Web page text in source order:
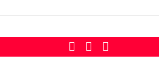
SWITCH
SKIN
SEARCH